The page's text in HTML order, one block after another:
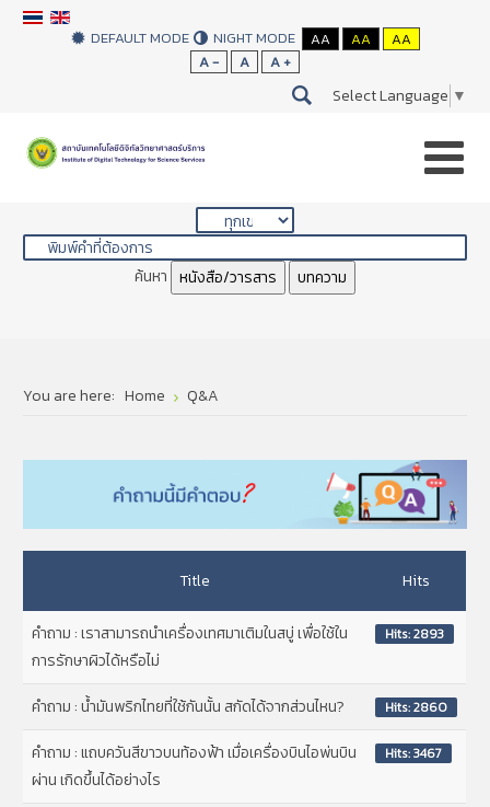
DEFAULT MODE NIGHT MODE AA AA
AA
A -
A A +
Select Language ▼
ค้นหา หนังสือ/วารสาร บทความ
You are here: Home Q&A
Title Hits
คำถาม : เราสามารถนำเครื่องเทศมาเติมในสบู่ เพื่อใช้ใน
การรักษาผิวได้หรือไม่
Hits: 2893
คำถาม : น้ำมันพริกไทยที่ใช้กันนั้น สกัดได้จากส่วนไหน? Hits: 2860
คำถาม : แถบควันสีขาวบนท้องฟ้า เมื่อเครื่องบินไอพ่นบิน
ผ่าน เกิดขึ้นได้อย่างไร
Hits: 3467